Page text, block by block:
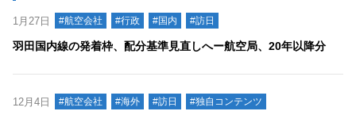
1月27日 #航空会社 #行政 #国内 #訪日
羽田国内線の発着枠、配分基準見直しへー航空局、20年以降分
12月4日 #航空会社 #海外 #訪日 #独自コンテンツ